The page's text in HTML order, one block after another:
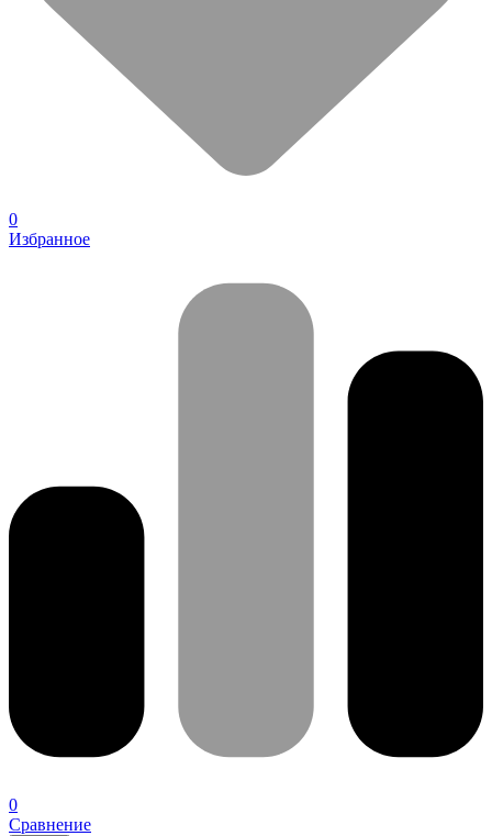
0
Избранное
0
Сравнение